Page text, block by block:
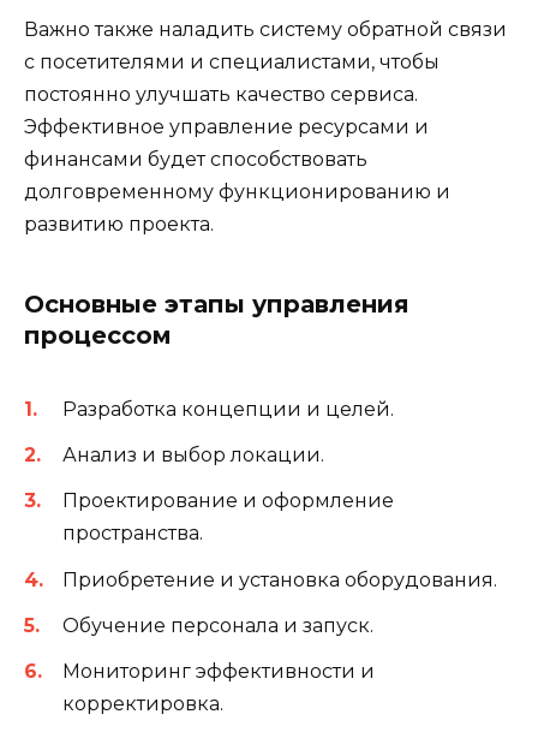
Важно также наладить систему обратной связи
с посетителями и специалистами, чтобы
постоянно улучшать качество сервиса.
Эффективное управление ресурсами и
финансами будет способствовать
долговременному функционированию и
развитию проекта.
Основные этапы управления
процессом
Разработка концепции и целей.
Анализ и выбор локации.
Проектирование и оформление
пространства.
Приобретение и установка оборудования.
Обучение персонала и запуск.
Мониторинг эффективности и
корректировка.